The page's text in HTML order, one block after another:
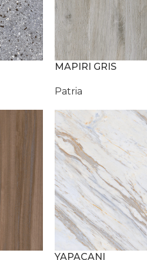
MAPIRI GRIS
Patria
YAPACANI